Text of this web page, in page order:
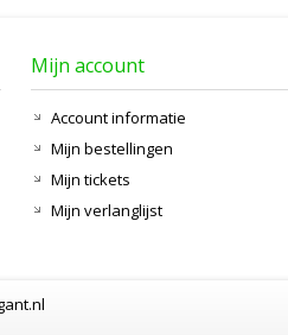
Mijn account
Account informatie
Mijn bestellingen
Mijn tickets
Mijn verlanglijst